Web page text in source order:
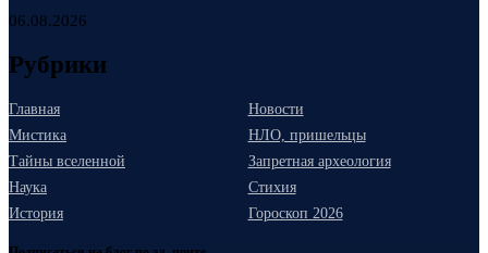
06.08.2026
Рубрики
Главная
Новости
Мистика
НЛО, пришельцы
Тайны вселенной
Запретная археология
Наука
Стихия
История
Гороскоп 2026